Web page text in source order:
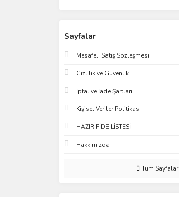
Sayfalar
Mesafeli Satış Sözleşmesi
Gizlilik ve Güvenlik
İptal ve İade Şartları
Kişisel Veriler Politikası
HAZIR FİDE LİSTESİ
Hakkımızda
Tüm Sayfalar